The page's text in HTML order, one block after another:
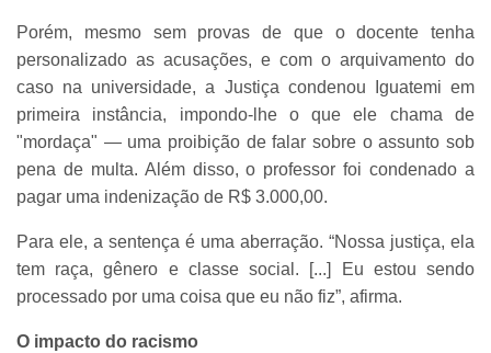
Porém, mesmo sem provas de que o docente tenha
personalizado as acusações, e com o arquivamento do
caso na universidade, a Justiça condenou Iguatemi em
primeira instância, impondo-lhe o que ele chama de
"mordaça" — uma proibição de falar sobre o assunto sob
pena de multa. Além disso, o professor foi condenado a
pagar uma indenização de R$ 3.000,00.
Para ele, a sentença é uma aberração. “Nossa justiça, ela
tem raça, gênero e classe social. [...] Eu estou sendo
processado por uma coisa que eu não fiz”, afirma.
O impacto do racismo